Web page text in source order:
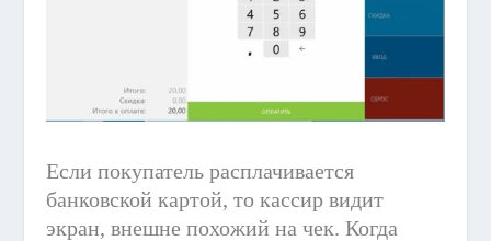
Если покупатель расплачивается
банковской картой, то кассир видит
экран, внешне похожий на чек. Когда